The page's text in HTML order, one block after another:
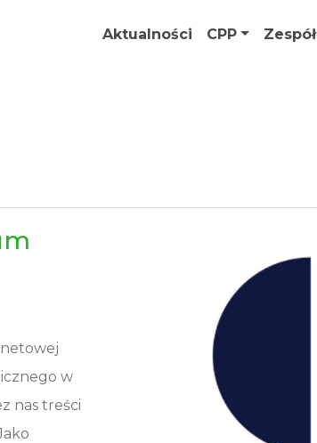
Aktualności CPP Zespół
w
nas treści